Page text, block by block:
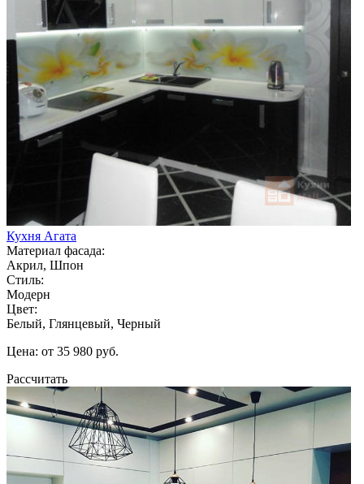
Кухня Агата
Материал фасада:
Акрил, Шпон
Стиль:
Модерн
Цвет:
Белый, Глянцевый, Черный
Цена: от 35 980 руб.
Рассчитать